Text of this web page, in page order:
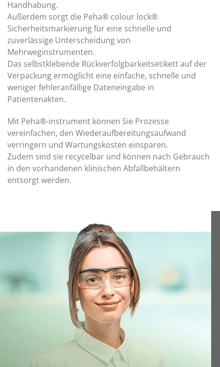
Handhabung.
Außerdem sorgt die Peha® colour lock®
Sicherheitsmarkierung für eine schnelle und
zuverlässige Unterscheidung von
Mehrweginstrumenten.
Das selbstklebende Rückverfolgbarkeitsetikett auf der
Verpackung ermöglicht eine einfache, schnelle und
weniger fehleranfällige Dateneingabe in
Patientenakten.
Mit Peha®-instrument können Sie Prozesse
vereinfachen, den Wiederaufbereitungsaufwand
verringern und Wartungskosten einsparen.
Zudem sind sie recycelbar und können nach Gebrauch
in den vorhandenen klinischen Abfallbehältern
entsorgt werden.